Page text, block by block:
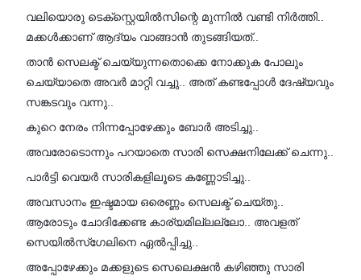
വലിയൊരു ടെക്സ്റ്റെയിൽസിന്റെ മുന്നിൽ വണ്ടി നിർത്തി..
മക്കൾക്കാണ് ആദ്യം വാങ്ങാൻ തുടങ്ങിയത്..
താൻ സെലക്ട്‌ ചെയ്യുന്നതൊക്കെ നോക്കുക പോലും
ചെയ്യാതെ അവർ മാറ്റി വച്ചു.. അത് കണ്ടപ്പോൾ ദേഷ്യവും
സങ്കടവും വന്നു..
കുറെ നേരം നിന്നപ്പോഴേക്കും ബോർ അടിച്ചു..
അവരോടൊന്നും പറയാതെ സാരി സെക്ഷനിലേക്ക് ചെന്നു..
പാർട്ടി വെയർ സാരികളിലൂടെ കണ്ണോടിച്ചു..
അവസാനം ഇഷ്ടമായ ഒരെണ്ണം സെലക്ട്‌ ചെയ്തു..
ആരോടും ചോദിക്കേണ്ട കാര്യമില്ലല്ലോ.. അവളത്
സെയിൽസ്ഗേലിനെ ഏൽപ്പിച്ചു..
അപ്പോഴേക്കും മക്കളുടെ സെലെക്ഷൻ കഴിഞ്ഞു സാരി